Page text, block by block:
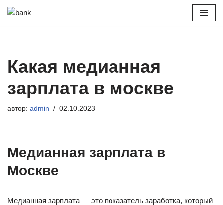
Какая медианная
зарплата в москве
автор: admin 02.10.2023
Медианная зарплата в
Москве
Медианная зарплата — это показатель заработка, который